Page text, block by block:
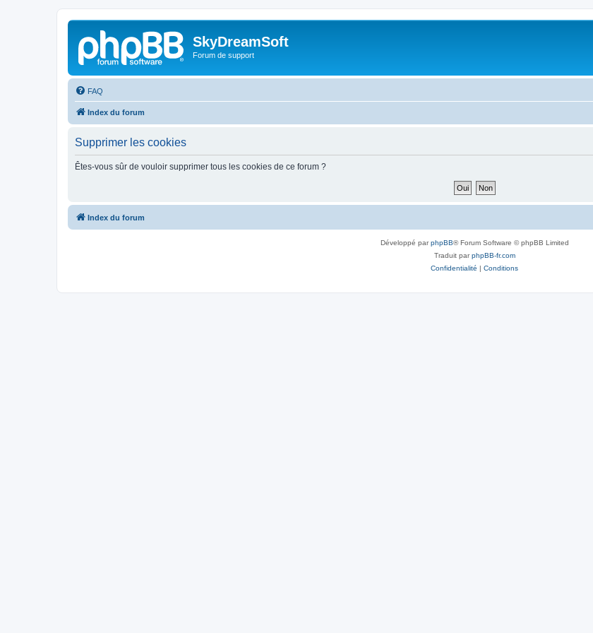
SkyDreamSoft
Forum de support
FAQ
Index du forum
Supprimer les cookies
Êtes-vous sûr de vouloir supprimer tous les cookies de ce forum ?
Index du forum
Développé parphpBB® Forum Software © phpBB Limited
Traduit parphpBB-fr.com
Confidentialité | Conditions